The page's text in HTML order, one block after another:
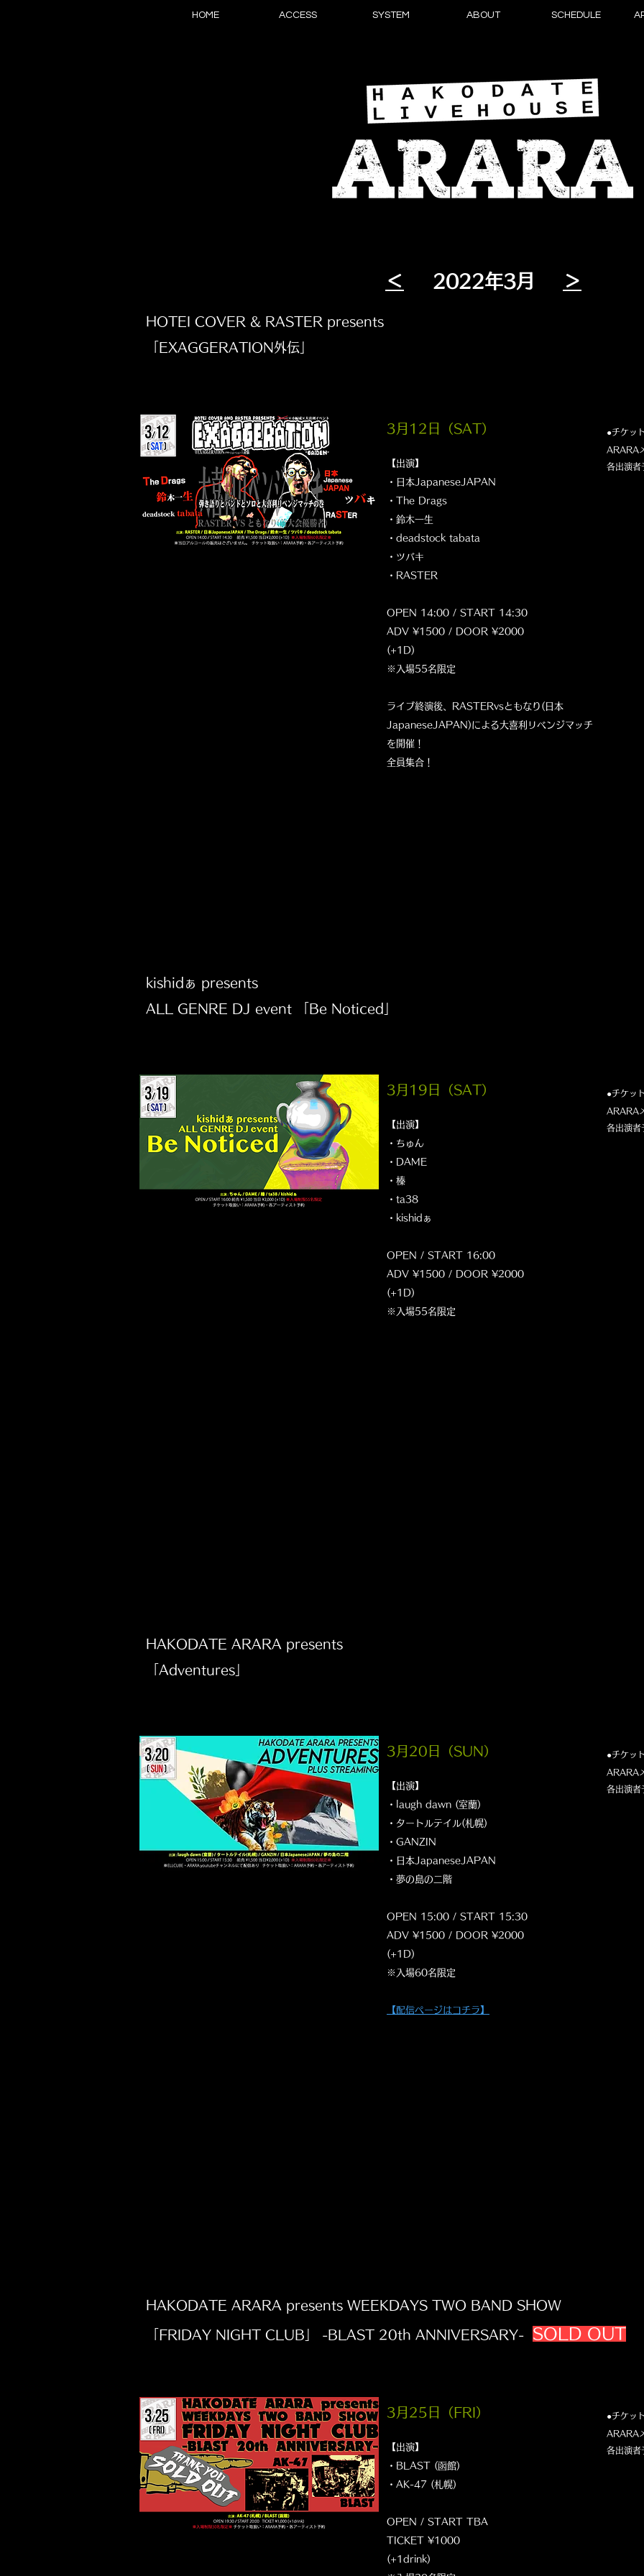
HOME ACCESS SYSTEM ABOUT SCHEDULE
＜ ​2022年3月 ＞
HOTEI COVER & RASTER presents
「EXAGGERATION外伝」
3月12日（SAT）
【出演】
・日本JapaneseJAPAN
・The Drags
・鈴木一生
・deadstock tabata
・ツバキ
・RASTER
OPEN 14:00 / START 14:30
ADV ¥1500 / DOOR ¥2000
(+1D)
※入場55名限定
ライブ終演後、RASTERvsともなり(日本
JapaneseJAPAN)による大喜利リベンジマッチ
を開催！
​全員集合！
●チケッ
ARARA
各出演者
kishidぁ presents
ALL GENRE DJ event 「Be Noticed」
3月19日（SAT）
【出演】
・ちゅん
・DAME
・榛
・ta38
・kishidぁ
OPEN / START 16:00
ADV ¥1500 / DOOR ¥2000
(+1D)
※入場55名限定
●チケッ
ARARA
各出演者
HAKODATE ARARA presents
「Adventures」
3月20日（SUN ）
【出演】
・laugh dawn (室蘭)
・タートルテイル(札幌)
・GANZIN
・日本JapaneseJAPAN
・夢の島の二階
OPEN 15:00 / START 15:30
ADV ¥1500 / DOOR ¥2000
(+1D)
※入場60名限定
【配信ページはコチラ】
●チケッ
ARARA
各出演者
HAKODATE ARARA presents WEEKDAYS TWO BAND SHOW
「FRIDAY NIGHT CLUB」 -BLAST 20th ANNIVERSARY- SOLD OUT
3月25日（FRI ）
【出演】
・BLAST (函館)
・AK-47 (札幌)
OPEN / START TBA
TICKET ¥1000
(+1drink)
●チケッ
ARARA
各出演者